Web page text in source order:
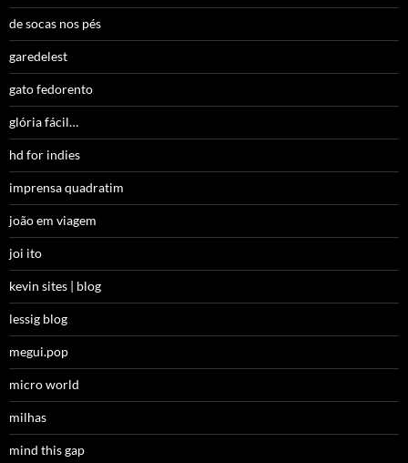
de socas nos pés
garedelest
gato fedorento
glória fácil…
hd for indies
imprensa quadratim
joão em viagem
joi ito
kevin sites | blog
lessig blog
megui.pop
micro world
milhas
mind this gap